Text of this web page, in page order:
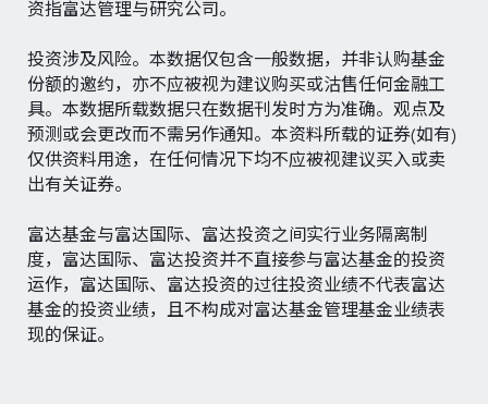
资指富达管理与研究公司。
投资涉及风险。本数据仅包含一般数据，并非认购基金
份额的邀约，亦不应被视为建议购买或沽售任何金融工
具。本数据所载数据只在数据刊发时方为准确。观点及
预测或会更改而不需另作通知。本资料所载的证券(如有)
仅供资料用途，在任何情况下均不应被视建议买入或卖
出有关证券。
富达基金与富达国际、富达投资之间实行业务隔离制
度，富达国际、富达投资并不直接参与富达基金的投资
运作，富达国际、富达投资的过往投资业绩不代表富达
基金的投资业绩，且不构成对富达基金管理基金业绩表
现的保证。